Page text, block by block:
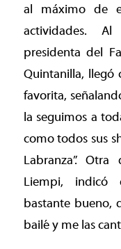
al máximo de
actividades. Al
presidenta del
Quintanilla, llegó
favorita,
la seguimos a
como todos sus
Labranza”.
Liempi, indicó
bastante bueno,
bailé y me las